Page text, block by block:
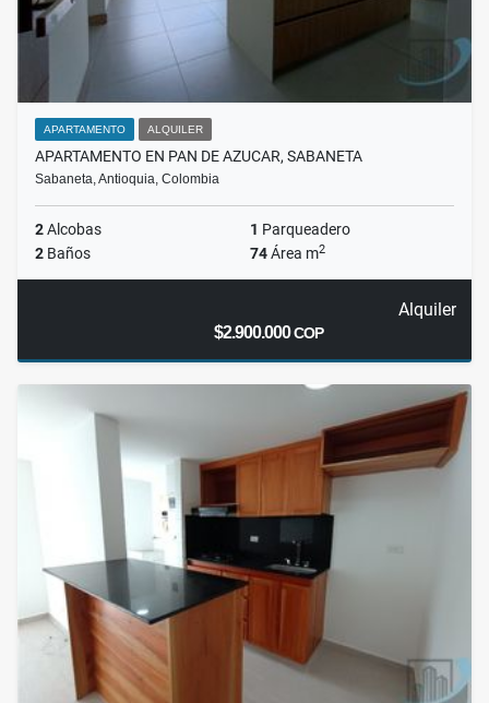
APARTAMENTO ALQUILER
APARTAMENTO EN PAN DE AZUCAR, SABANETA
Sabaneta, Antioquia, Colombia
2Alcobas 1 Parqueadero
2 Baños 74Área m2
Alquiler
$2.900.000COP